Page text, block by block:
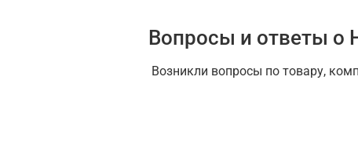
Вопросы и ответы о
Возникли вопросы по товару,